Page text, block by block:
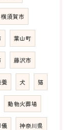
横須賀市
葉山町
藤沢市
養 犬 猫
動物火葬場
神奈川県